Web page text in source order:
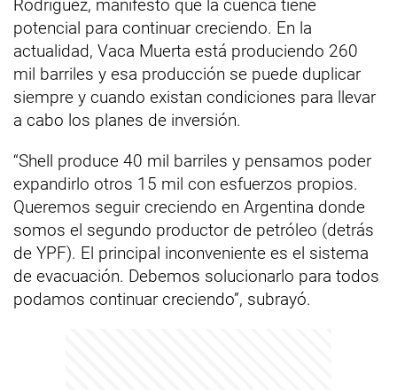
Rodríguez, manifestó que la cuenca tiene
potencial para continuar creciendo. En la
actualidad, Vaca Muerta está produciendo 260
mil barriles y esa producción se puede duplicar
siempre y cuando existan condiciones para llevar
a cabo los planes de inversión.
“Shell produce 40 mil barriles y pensamos poder
expandirlo otros 15 mil con esfuerzos propios.
Queremos seguir creciendo en Argentina donde
somos el segundo productor de petróleo (detrás
de YPF). El principal inconveniente es el sistema
de evacuación. Debemos solucionarlo para todos
podamos continuar creciendo”, subrayó.